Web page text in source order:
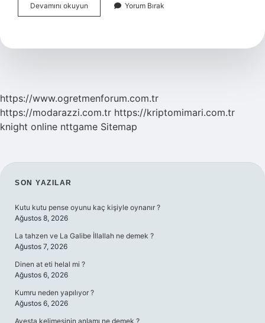
Devamını okuyun Türkülerde
Geçen
Demek
Yorum Bırak
https://www.ogretmenforum.com.tr
https://modarazzi.com.tr https://kriptomimari.com.tr
knight online nttgame Sitemap
SIDEBAR
SON YAZILAR
Kutu kutu pense oyunu kaç kişiyle oynanır ?
Ağustos 8, 2026
La tahzen ve La Galibe İllallah ne demek ?
Ağustos 7, 2026
Dinen at eti helal mi ?
Ağustos 6, 2026
Kumru neden yapılıyor ?
Ağustos 6, 2026
Avesta kelimesinin anlamı ne demek ?